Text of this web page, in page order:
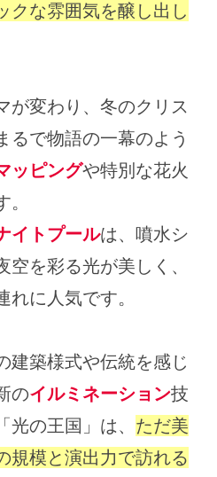
クな雰囲気を醸し出し
が変わり、冬のクリス
るで物語の一幕のよう
ッピングや特別な花火
イトプールは、噴水シ
空を彩る光が美しく、
に人気です。
建築様式や伝統を感じ
のイルミネーション技
の王国」は、 ただ美
規模と演出力で訪れる